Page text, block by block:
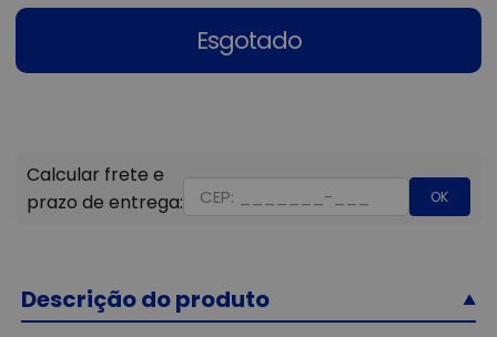
Esgotado
OK
Descrição do produto